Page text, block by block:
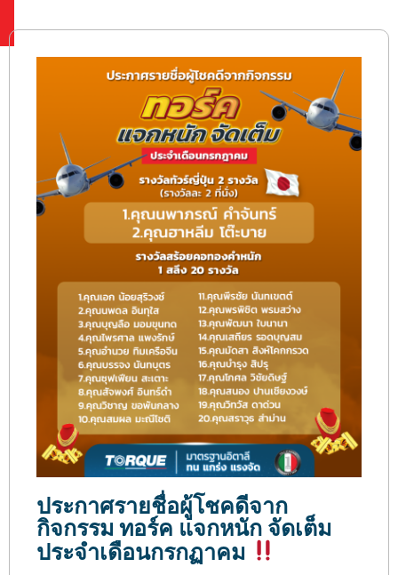
ประกาศรายชื่อผู้โชคดีจาก
กิจกรรม ทอร์ค แจกหนัก จัดเต็ม
ประจำเดือนกรกฏาคม